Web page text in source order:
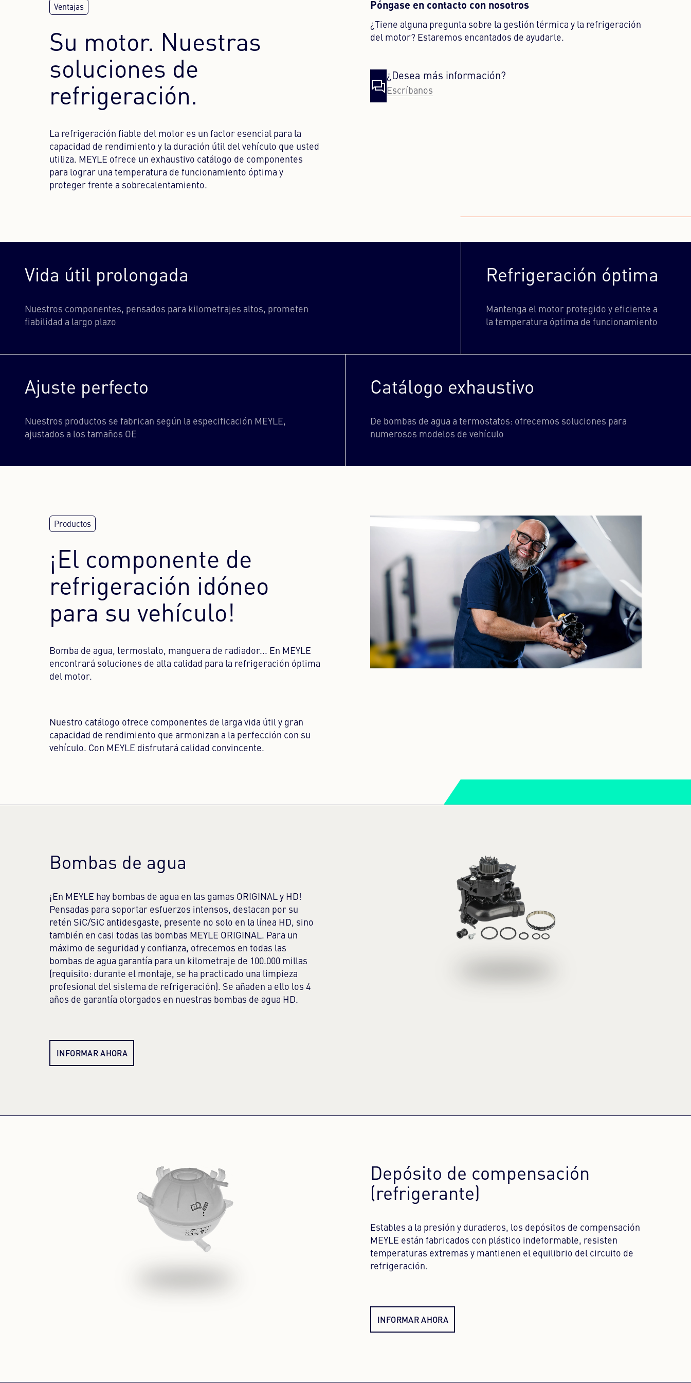
Su motor. Nuestras
soluciones de
refrigeración.
La refrigeración fiable del motor es un factor esencial para la
capacidad de rendimiento y la duración útil del vehículo que usted
utiliza. MEYLE ofrece un exhaustivo catálogo de componentes
para lograr una temperatura de funcionamiento óptima y
proteger frente a sobrecalentamiento.
Póngase en contacto con nosotros
¿Tiene alguna pregunta sobre la gestión térmica y la refrigeración
del motor? Estaremos encantados de ayudarle.
¿Desea más información?
Escríbanos
Vida útil prolongada
Nuestros componentes, pensados para kilometrajes altos, prometen
fiabilidad a largo plazo
Refrigeración óptima
Mantenga el motor protegido y eficiente a
la temperatura óptima de funcionamiento
Ajuste perfecto
Nuestros productos se fabrican según la especificación MEYLE,
ajustados a los tamaños OE
Catálogo exhaustivo
De bombas de agua a termostatos: ofrecemos soluciones para
numerosos modelos de vehículo
¡El componente de
refrigeración idóneo
para su vehículo!
Bomba de agua, termostato, manguera de radiador... En MEYLE
encontrará soluciones de alta calidad para la refrigeración óptima
del motor.
Nuestro catálogo ofrece componentes de larga vida útil y gran
capacidad de rendimiento que armonizan a la perfección con su
vehículo. Con MEYLE disfrutará calidad convincente.
Bombas de agua
¡En MEYLE hay bombas de agua en las gamas ORIGINAL y HD!
Pensadas para soportar esfuerzos intensos, destacan por su
retén SiC/SiC antidesgaste, presente no solo en la línea HD, sino
también en casi todas las bombas MEYLE ORIGINAL. Para un
máximo de seguridad y confianza, ofrecemos en todas las
bombas de agua garantía para un kilometraje de 100.000 millas
(requisito: durante el montaje, se ha practicado una limpieza
profesional del sistema de refrigeración). Se añaden a ello los 4
años de garantía otorgados en nuestras bombas de agua HD.
INFORMAR AHORA
Depósito de compensación
(refrigerante)
Estables a la presión y duraderos, los depósitos de compensación
MEYLE están fabricados con plástico indeformable, resisten
temperaturas extremas y mantienen el equilibrio del circuito de
refrigeración.
INFORMAR AHORA